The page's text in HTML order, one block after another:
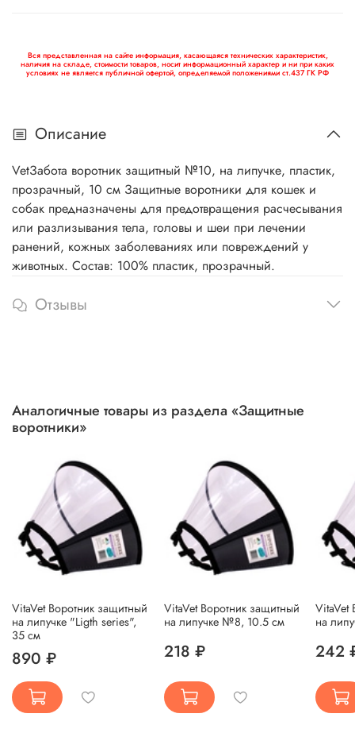
Вся представленная на сайте информация, касающаяся технических характеристик,
наличия на складе, стоимости товаров, носит информационный характер и ни при каких
условиях не является публичной офертой, определяемой положениями ст.437 ГК РФ
Описание
VetЗабота воротник защитный №10, на липучке, пластик,
прозрачный, 10 см Защитные воротники для кошек и
собак предназначены для предотвращения расчесывания
или разлизывания тела, головы и шеи при лечении
ранений, кожных заболеваниях или повреждений у
животных. Состав: 100% пластик, прозрачный.
Отзывы
Аналогичные товары из раздела «Защитные
воротники»
VitaVet Воротник защитный
на липучке "Ligth series",
35 см
890 ₽
VitaVet Воротник защитный
на липучке №8, 10.5 см
218 ₽
VitaVet
на
242